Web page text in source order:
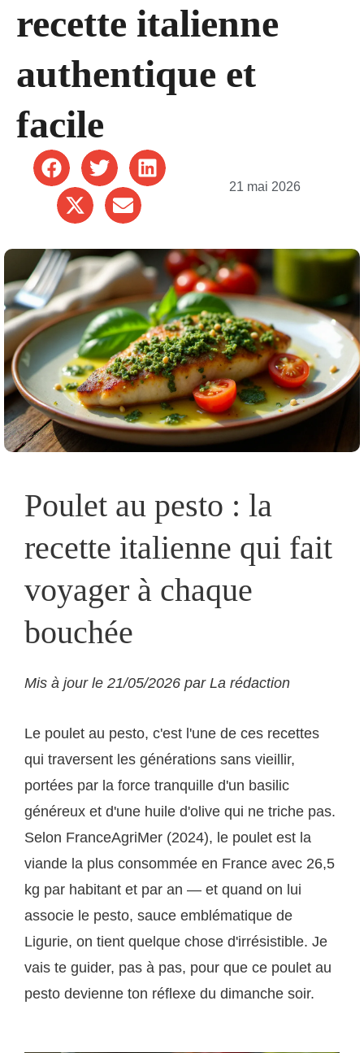
recette italienne
authentique et
facile
21 mai 2026
Poulet au pesto : la
recette italienne qui fait
voyager à chaque
bouchée
Mis à jour le 21/05/2026 par La rédaction
Le poulet au pesto, c'est l'une de ces recettes
qui traversent les générations sans vieillir,
portées par la force tranquille d'un basilic
généreux et d'une huile d'olive qui ne triche pas.
Selon FranceAgriMer (2024), le poulet est la
viande la plus consommée en France avec 26,5
kg par habitant et par an — et quand on lui
associe le pesto, sauce emblématique de
Ligurie, on tient quelque chose d'irrésistible. Je
vais te guider, pas à pas, pour que ce poulet au
pesto devienne ton réflexe du dimanche soir.